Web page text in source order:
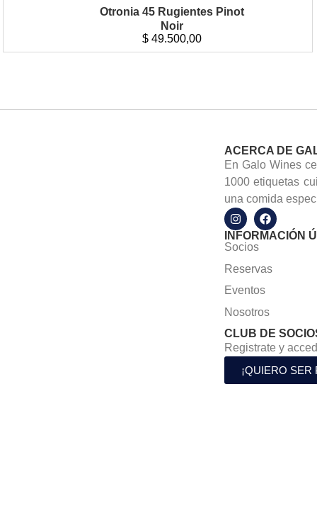
Otronia 45 Rugientes Pinot
Noir
$ 49.500,00
ACERCA DE
En Galo Wines
1000 etiquetas
una comida
INFORMACIÓN
Socios
Reservas
Eventos
Nosotros
CLUB DE
Registrate y
¡QUIERO SER